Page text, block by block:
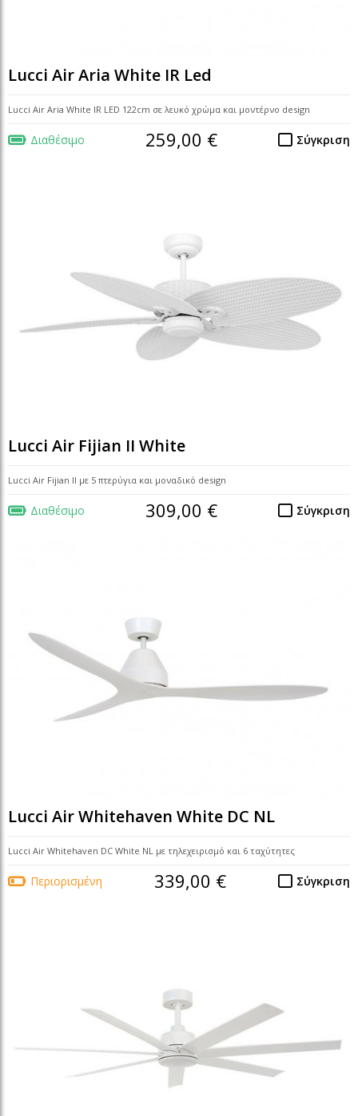
Lucci Air Aria White IR Led
Lucci Air Aria White IR LED 122cm σε λευκό χρώμα και μοντέρνο design
Διαθέσιμο Σύγκριση
259,00 €
Lucci Air Fijian II White
Lucci Air Fijian II με 5 πτερύγια και μοναδικό design
Διαθέσιμο Σύγκριση
309,00 €
Lucci Air Whitehaven White DC NL
Lucci Air Whitehaven DC White NL με τηλεχειρισμό και 6 ταχύτητες
Περιορισμένη Σύγκριση
339,00 €